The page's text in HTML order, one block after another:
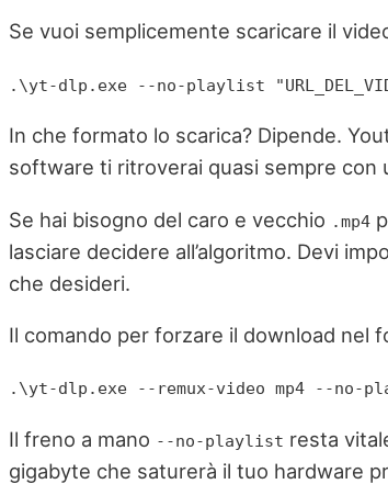
Se vuoi semplicemente scaricare il
.\yt-dlp.exe --no-playlist
In che formato lo scarica? Dipende.
software ti ritroverai quasi sempre con
Se hai bisogno del caro e vecchio .mp4
lasciare decidere all’algoritmo. Devi
che desideri.
Il comando per forzare il download nel
.\yt-dlp.exe --remux-video mp4 --no-
Il freno a mano --no-playlist resta
gigabyte che saturerà il tuo hardware